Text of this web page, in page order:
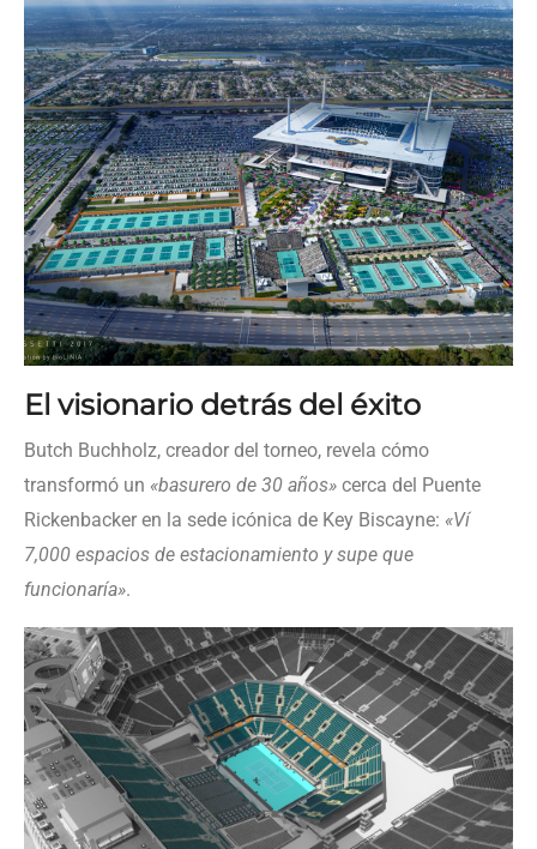
El visionario detrás del éxito
Butch Buchholz, creador del torneo, revela cómo
transformó un «basurero de 30 años» cerca del Puente
Rickenbacker en la sede icónica de Key Biscayne: «Ví
7,000 espacios de estacionamiento y supe que
funcionaría».